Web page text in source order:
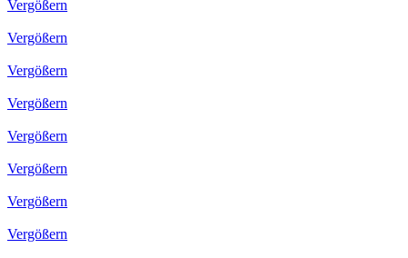
Vergößern
Vergößern
Vergößern
Vergößern
Vergößern
Vergößern
Vergößern
Vergößern